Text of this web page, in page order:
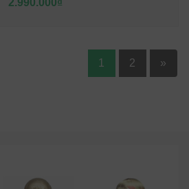
2.990.000₫
1 2 »